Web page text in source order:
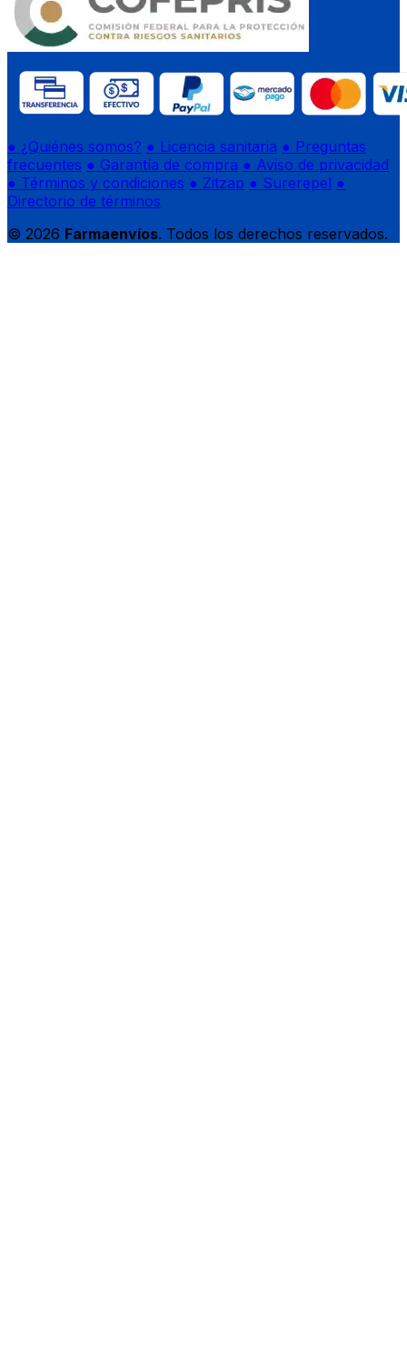
● ¿Quiénes somos? ● Licencia sanitaria ● Preguntas
frecuentes ● Garantía de compra ● Aviso de privacidad
● Términos y condiciones ● Zitzap ● Surerepel ●
Directorio de términos
© 2026 Farmaenvíos. Todos los derechos reservados.